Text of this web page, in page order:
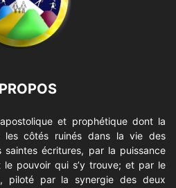
et prophétique dont la
les côtés ruinés dans la vie des
écritures, par la puissance
pouvoir qui s’y trouve; et par le
piloté par la synergie des deux